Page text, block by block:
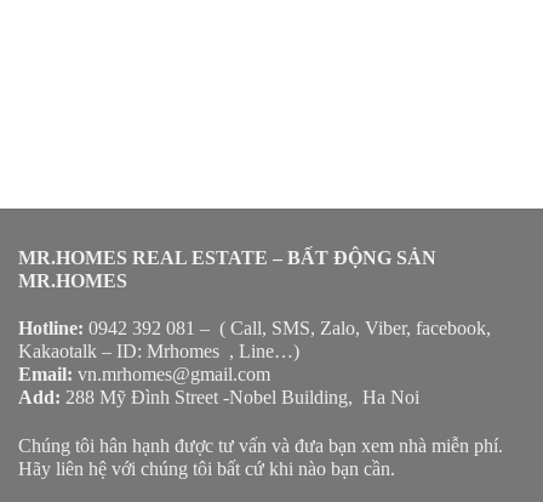
MR.HOMES REAL ESTATE – BẤT ĐỘNG SẢN
MR.HOMES
Hotline: 0942 392 081 – ( Call, SMS, Zalo, Viber, facebook,
Kakaotalk – ID: Mrhomes , Line…)
Email: vn.mrhomes@gmail.com
Add: 288 Mỹ Đình Street -Nobel Building, Ha Noi
Chúng tôi hân hạnh được tư vấn và đưa bạn xem nhà miễn phí.
Hãy liên hệ với chúng tôi bất cứ khi nào bạn cần.